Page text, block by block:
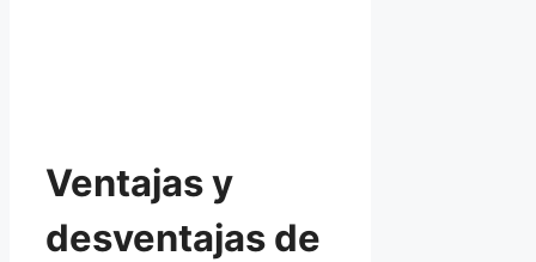
Ventajas y
desventajas de